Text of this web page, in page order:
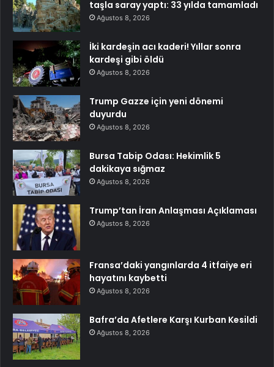
taşla saray yaptı: 33 yılda tamamladı
Ağustos 8, 2026
İki kardeşin acı kaderi! Yıllar sonra
kardeşi gibi öldü
Ağustos 8, 2026
Trump Gazze için yeni dönemi
duyurdu
Ağustos 8, 2026
Bursa Tabip Odası: Hekimlik 5
dakikaya sığmaz
Ağustos 8, 2026
Trump’tan İran Anlaşması Açıklaması
Ağustos 8, 2026
Fransa’daki yangınlarda 4 itfaiye eri
hayatını kaybetti
Ağustos 8, 2026
Bafra’da Afetlere Karşı Kurban Kesildi
Ağustos 8, 2026